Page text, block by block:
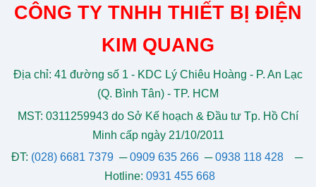
CÔNG TY TNHH THIẾT BỊ ĐIỆN
KIM QUANG
Địa chỉ: 41 đường số 1 - KDC Lý Chiêu Hoàng - P. An Lạc
(Q. Bình Tân) - TP. HCM
MST: 0311259943 do Sở Kế hoạch & Đầu tư Tp. Hồ Chí
Minh cấp ngày 21/10/2011
ĐT: (028) 6681 7379 ─0909 635 266─0938 118 428─
Hotline: 0931 455 668